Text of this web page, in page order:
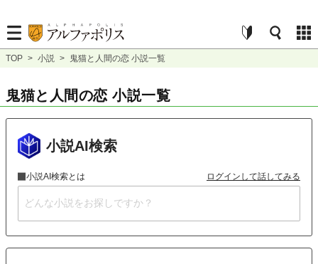
TOP > 小説 > 鬼猫と人間の恋 小説一覧
鬼猫と人間の恋 小説一覧
小説AI検索
小説AI検索とは ログインして話してみる